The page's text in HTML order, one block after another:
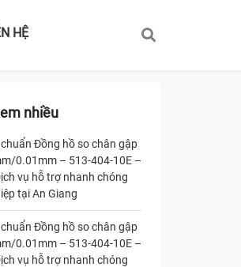
HỆ
nhiều
chuẩn Đồng hồ so chân gập
0.01mm – 513-404-10E –
vụ hỗ trợ nhanh chóng
tại An Giang
chuẩn Đồng hồ so chân gập
0.01mm – 513-404-10E –
vụ hỗ trợ nhanh chóng